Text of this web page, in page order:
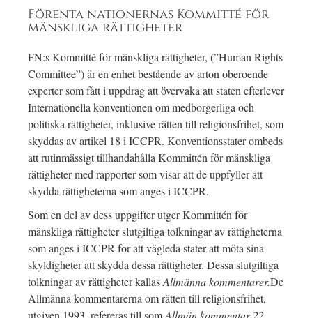
Förenta nationernas Kommitté för
mänskliga rättigheter
FN:s Kommitté för mänskliga rättigheter, (”Human Rights
Committee”) är en enhet bestående av arton oberoende
experter som fått i uppdrag att övervaka att staten efterlever
Internationella konventionen om medborgerliga och
politiska rättigheter, inklusive rätten till religionsfrihet, som
skyddas av artikel 18 i ICCPR. Konventionsstater ombeds
att rutinmässigt tillhandahålla Kommittén för mänskliga
rättigheter med rapporter som visar att de uppfyller att
skydda rättigheterna som anges i ICCPR.
Som en del av dess uppgifter utger Kommittén för
mänskliga rättigheter slutgiltiga tolkningar av rättigheterna
som anges i ICCPR för att vägleda stater att möta sina
skyldigheter att skydda dessa rättigheter. Dessa slutgiltiga
tolkningar av rättigheter kallasAllmänna kommentarer.De
Allmänna kommentarerna om rätten till religionsfrihet,
utgiven 1993, refereras till somAllmän kommentar 22.